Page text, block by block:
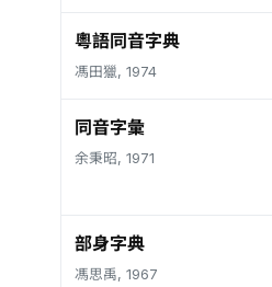
粵語同音字典
馮田獵, 1974
同音字彙
余秉昭, 1971
部身字典
馮思禹, 1967